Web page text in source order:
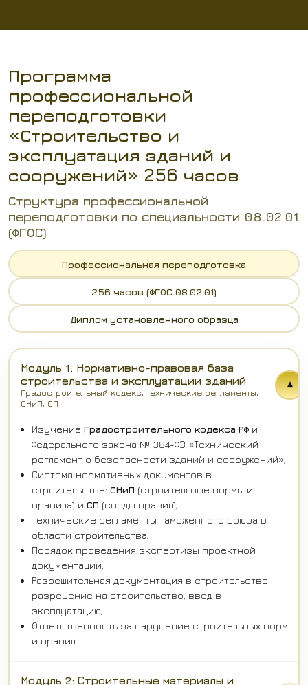
Программа
профессиональной
переподготовки
«Строительство и
эксплуатация зданий и
сооружений» 256 часов
Структура профессиональной
переподготовки по специальности 08.02.01
(ФГОС)
Профессиональная переподготовка
256 часов (ФГОС 08.02.01)
Диплом установленного образца
Модуль 1: Нормативно-правовая база
строительства и эксплуатации зданий
Градостроительный кодекс, технические регламенты,
СНиП, СП
▾
Изучение Градостроительного кодекса РФи
Федерального закона № 384-ФЗ «Технический
регламент о безопасности зданий и сооружений»;
Система нормативных документов в
строительстве: СНиП (строительные нормы и
правила) и СП (своды правил);
Технические регламенты Таможенного союза в
области строительства;
Порядок проведения экспертизы проектной
документации;
Разрешительная документация в строительстве:
разрешение на строительство, ввод в
эксплуатацию;
Ответственность за нарушение строительных норм
и правил.
Модуль 2: Строительные материалы и